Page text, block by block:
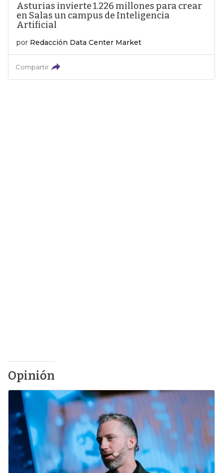
Asturias invierte 1.226 millones para crear
en Salas un campus de Inteligencia
Artificial
por Redacción Data Center Market
Compartir
Opinión